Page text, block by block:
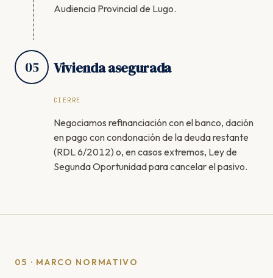
Audiencia Provincial de Lugo.
05 Vivienda asegurada
CIERRE
Negociamos refinanciación con el banco, dación
en pago con condonación de la deuda restante
(RDL 6/2012) o, en casos extremos, Ley de
Segunda Oportunidad para cancelar el pasivo.
05 · MARCO NORMATIVO